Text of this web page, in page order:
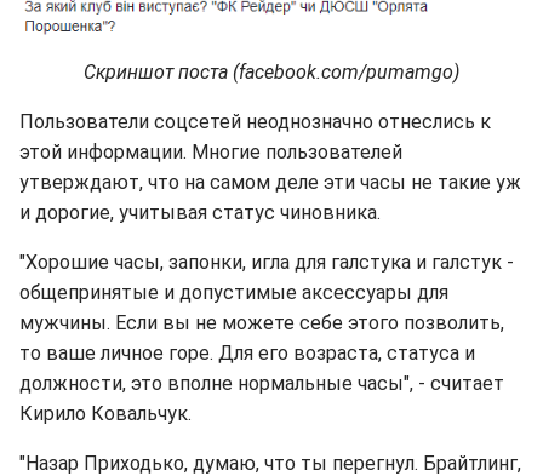
Скриншот поста (facebook.com/pumamgo)
Пользователи соцсетей неоднозначно отнеслись к
этой информации. Многие пользователей
утверждают, что на самом деле эти часы не такие уж
и дорогие, учитывая статус чиновника.
"Хорошие часы, запонки, игла для галстука и галстук -
общепринятые и допустимые аксессуары для
мужчины. Если вы не можете себе этого позволить,
то ваше личное горе. Для его возраста, статуса и
должности, это вполне нормальные часы", - считает
Кирило Ковальчук.
"Назар Приходько, думаю, что ты перегнул. Брайтлинг,